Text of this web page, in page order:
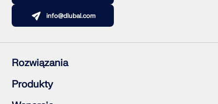
info@dlubal.com
Rozwiązania
Konstrukcje żelbetowe
Konstrukcje stalowe
Konstrukcje drewniane
Produkty